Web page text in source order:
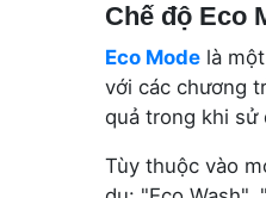
Chế độ Eco
Eco Mode là
với các chương
quả trong khi sử
Tùy thuộc vào